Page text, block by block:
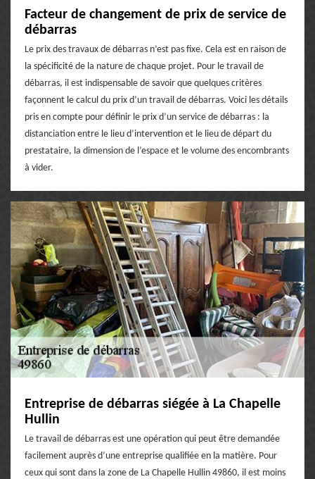
Facteur de changement de prix de service de
débarras
Le prix des travaux de débarras n’est pas fixe. Cela est en raison de
la spécificité de la nature de chaque projet. Pour le travail de
débarras, il est indispensable de savoir que quelques critères
façonnent le calcul du prix d’un travail de débarras. Voici les détails
pris en compte pour définir le prix d’un service de débarras : la
distanciation entre le lieu d’intervention et le lieu de départ du
prestataire, la dimension de l’espace et le volume des encombrants
à vider.
Entreprise de débarras siégée à La Chapelle
Hullin
Le travail de débarras est une opération qui peut être demandée
facilement auprès d’une entreprise qualifiée en la matière. Pour
ceux qui sont dans la zone de La Chapelle Hullin 49860, il est moins